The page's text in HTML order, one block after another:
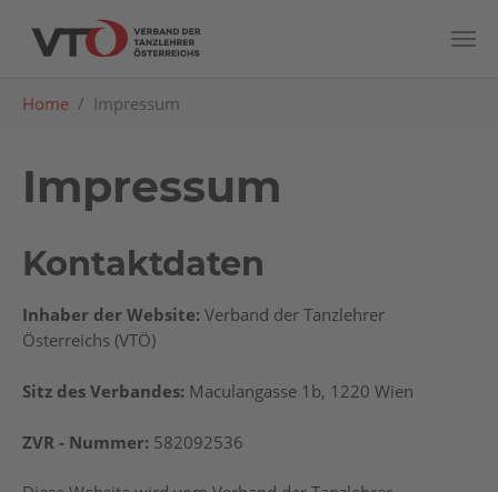
Home Impressum
Impressum
Kontaktdaten
Inhaber der Website: Verband der Tanzlehrer
Österreichs (VTÖ)
Sitz des Verbandes: Maculangasse 1b, 1220 Wien
ZVR - Nummer: 582092536